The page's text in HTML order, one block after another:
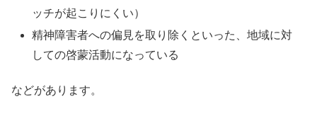
ッチが起こりにくい）
精神障害者への偏見を取り除くといった、地域に対
しての啓蒙活動になっている
などがあります。